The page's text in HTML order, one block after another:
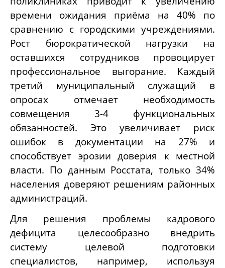
времени ожидания приёма на 40% по
сравнению с городскими учреждениями.
Рост бюрократической нагрузки на
оставшихся сотрудников провоцирует
профессиональное выгорание. Каждый
третий муниципальный служащий в
опросах отмечает необходимость
совмещения 3-4 функциональных
обязанностей. Это увеличивает риск
ошибок в документации на 27% и
способствует эрозии доверия к местной
власти. По данным Росстата, только 34%
населения доверяют решениям районных
администраций.
Для решения проблемы кадрового
дефицита целесообразно внедрить
систему целевой подготовки
специалистов, например, используя